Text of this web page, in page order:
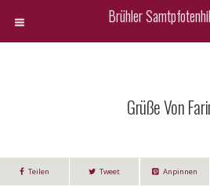
Brühler
Grüße Von
Teilen Tweet Anpinnen